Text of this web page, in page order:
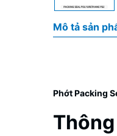
Mô tả sản
Phớt Packing